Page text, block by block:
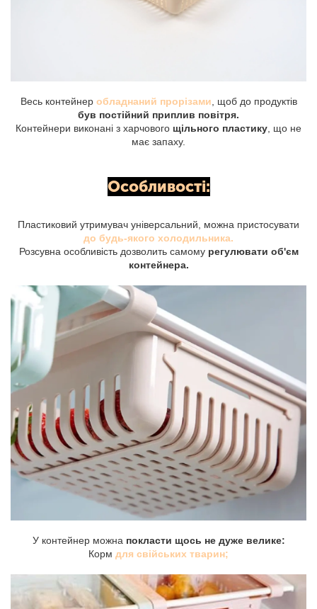
Весь контейнер обладнаний прорізами , щоб до продуктів
був постійний приплив повітря.
Контейнери виконані з харчового щільного пластику , що не
має запаху.
Особливості:
Пластиковий утримувач універсальний, можна пристосувати
до будь-якого холодильника.
Розсувна особливість дозволить самому регулювати об'єм
контейнера.
У контейнер можна покласти щось не дуже велике:
Корм для свійських тварин;